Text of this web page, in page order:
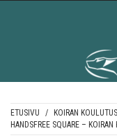
ETUSIVU / KOIRAN
HANDSFREE SQUARE – KOIRAN